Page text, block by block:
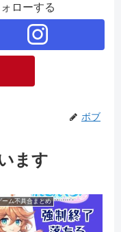
ローする
ボブ
ます
ーム不具合まとめ